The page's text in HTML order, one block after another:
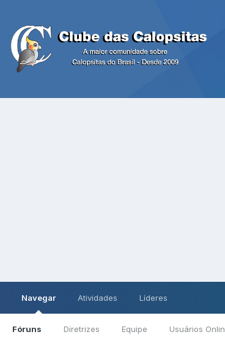
Navegar
Fóruns Diretrizes Equipe Usuários
Atividades Líderes